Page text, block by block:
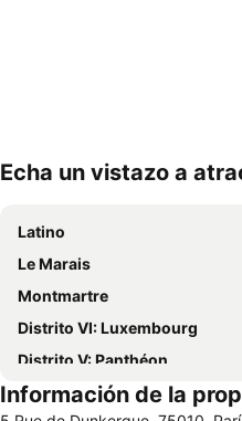
Echa un vistazo a
Latino
Le Marais
Montmartre
Distrito VI: Luxembourg
Distrito V: Panthéon
Ópera Nacional de París Palacio Garnier
Información de la